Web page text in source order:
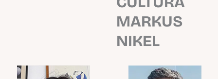
MARKUS
NIKEL